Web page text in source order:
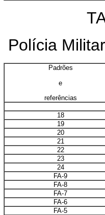
Polícia
Padrões
e
referências
18
19
20
21
22
23
24
FA-9
FA-8
FA-7
FA-6
FA-5